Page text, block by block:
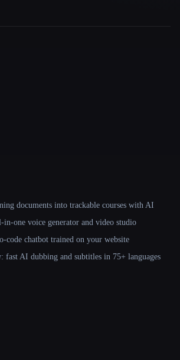
documents into trackable courses with AI
one voice generator and video studio
code chatbot trained on your website
fast AI dubbing and subtitles in 75+ languages